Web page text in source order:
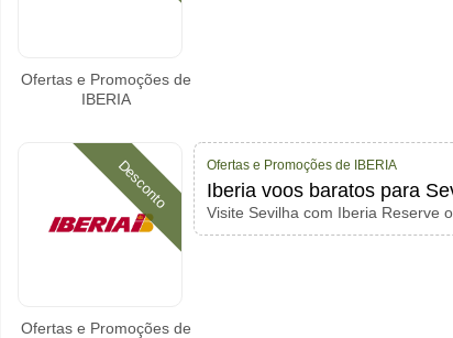
Ofertas e Promoções de
IBERIA
Desconto
Ofertas e Promoções de
Ofertas e Promoções de IBERIA
Iberia voos baratos para
Visite Sevilha com Iberia Reserve